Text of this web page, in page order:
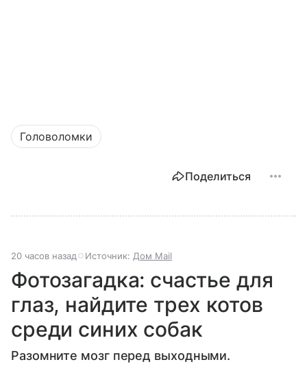
Головоломки
Поделиться
20 часов назад Источник: Дом Mail
Фотозагадка: счастье для
глаз, найдите трех котов
среди синих собак
Разомните мозг перед выходными.